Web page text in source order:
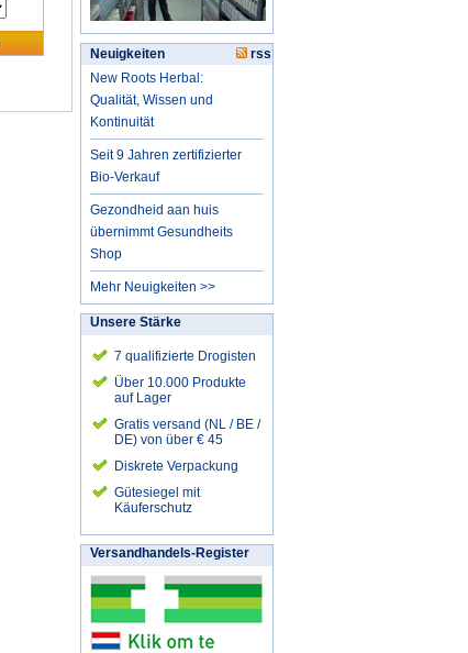
Neuigkeiten
rss
New Roots Herbal:
Qualität, Wissen und
Kontinuität
Seit 9 Jahren zertifizierter
Bio-Verkauf
Gezondheid aan huis
übernimmt Gesundheits
Shop
Mehr Neuigkeiten >>
Unsere Stärke
7 qualifizierte Drogisten
Über 10.000 Produkte
auf Lager
Gratis versand (NL / BE /
DE) von über € 45
Diskrete Verpackung
Gütesiegel mit
Käuferschutz
Versandhandels-Register